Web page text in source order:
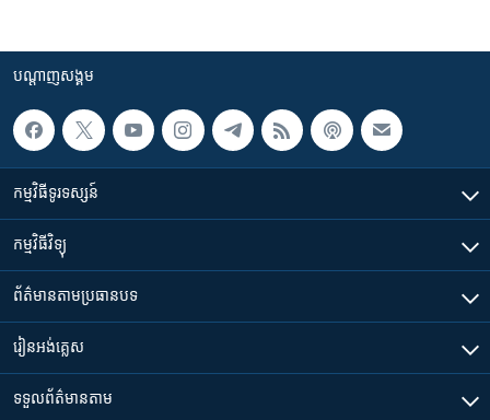
បណ្តាញ​សង្គម
កម្មវិធី​ទូរទស្សន៍
កម្មវិធី​វិទ្យុ
ព័ត៌មាន​តាមប្រធានបទ​
រៀន​​អង់គ្លេស
ទទួល​ព័ត៌មាន​តាម